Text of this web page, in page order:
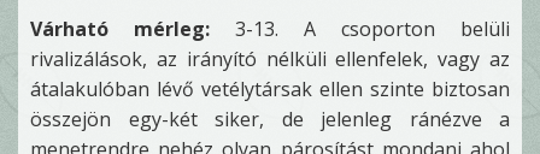
Várható mérleg: 3-13. A csoporton belüli
rivalizálások, az irányító nélküli ellenfelek, vagy az
átalakulóban lévő vetélytársak ellen szinte biztosan
összejön egy-két siker, de jelenleg ránézve a